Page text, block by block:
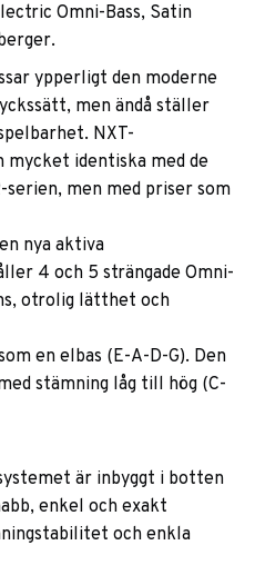
Omni-Bass, Satin
ypperligt den moderne
men ändå ställer
NXT-
identiska med de
men med priser som
nya aktiva
4 och 5 strängade Omni-
otrolig lätthet och
en elbas (E-A-D-G). Den
stämning låg till hög (C-
är inbyggt i botten
enkel och exakt
och enkla